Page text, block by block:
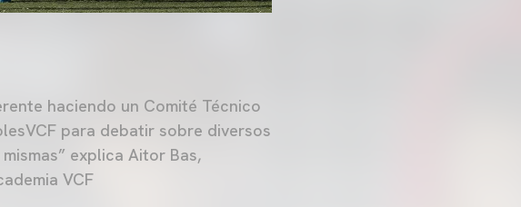
haciendo un Comité Técnico
para debatir sobre diversos
explica Aitor Bas,
VCF